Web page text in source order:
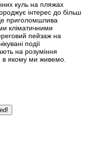
куль на пляжах
інтерес до більш
приголомшлива
кліматичними
пейзаж на
події
на розуміння
в якому ми живемо.